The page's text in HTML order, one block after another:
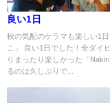
良い1日
秋の気配のケラマも楽しい1
こ」 良い1日でした！全ダイ
りまったり楽しかった「
るのは久しぶりで...